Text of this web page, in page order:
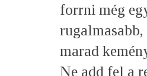
forrni még
marad
Ne add fel a